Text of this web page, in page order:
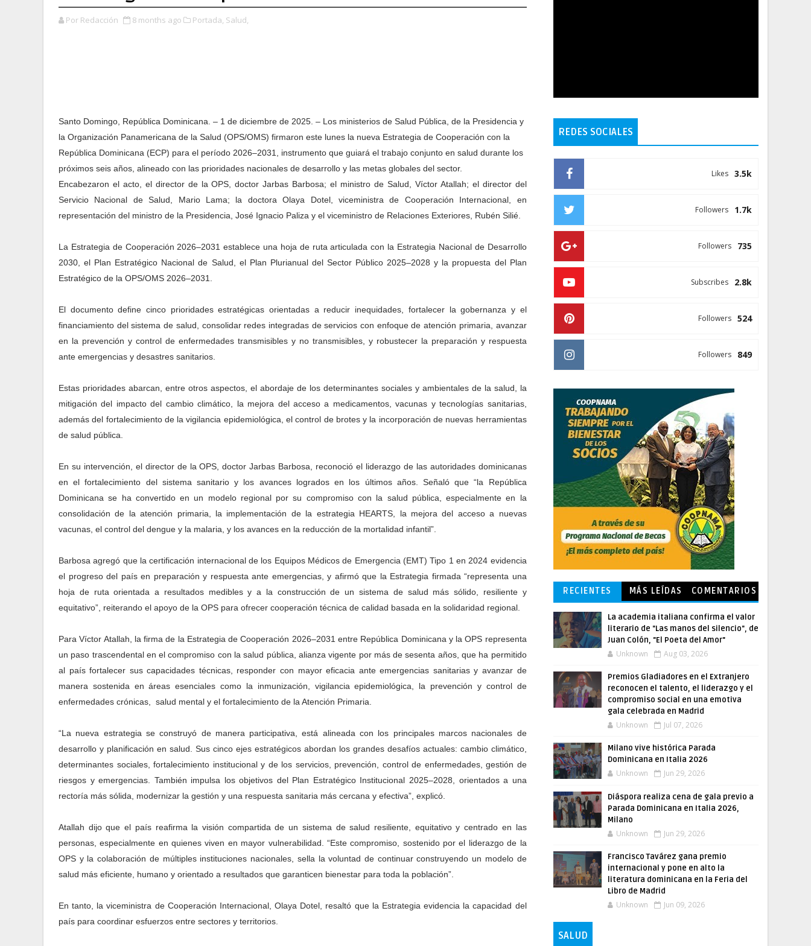
Por Redacción 8 months ago Portada, Salud,
Santo Domingo, República Dominicana. – 1 de diciembre de 2025. – Los ministerios de Salud Pública, de la Presidencia y
la Organización Panamericana de la Salud (OPS/OMS) firmaron este lunes la nueva Estrategia de Cooperación con la
República Dominicana (ECP) para el período 2026–2031, instrumento que guiará el trabajo conjunto en salud durante los
próximos seis años, alineado con las prioridades nacionales de desarrollo y las metas globales del sector.
Encabezaron el acto, el director de la OPS, doctor Jarbas Barbosa; el ministro de Salud, Víctor Atallah; el director del
Servicio Nacional de Salud, Mario Lama; la doctora Olaya Dotel, viceministra de Cooperación Internacional, en
representación del ministro de la Presidencia, José Ignacio Paliza y el viceministro de Relaciones Exteriores, Rubén Silié.
La Estrategia de Cooperación 2026–2031 establece una hoja de ruta articulada con la Estrategia Nacional de Desarrollo
2030, el Plan Estratégico Nacional de Salud, el Plan Plurianual del Sector Público 2025–2028 y la propuesta del Plan
Estratégico de la OPS/OMS 2026–2031.
El documento define cinco prioridades estratégicas orientadas a reducir inequidades, fortalecer la gobernanza y el
financiamiento del sistema de salud, consolidar redes integradas de servicios con enfoque de atención primaria, avanzar
en la prevención y control de enfermedades transmisibles y no transmisibles, y robustecer la preparación y respuesta
ante emergencias y desastres sanitarios.
Estas prioridades abarcan, entre otros aspectos, el abordaje de los determinantes sociales y ambientales de la salud, la
mitigación del impacto del cambio climático, la mejora del acceso a medicamentos, vacunas y tecnologías sanitarias,
además del fortalecimiento de la vigilancia epidemiológica, el control de brotes y la incorporación de nuevas herramientas
de salud pública.
En su intervención, el director de la OPS, doctor Jarbas Barbosa, reconoció el liderazgo de las autoridades dominicanas
en el fortalecimiento del sistema sanitario y los avances logrados en los últimos años. Señaló que “la República
Dominicana se ha convertido en un modelo regional por su compromiso con la salud pública, especialmente en la
consolidación de la atención primaria, la implementación de la estrategia HEARTS, la mejora del acceso a nuevas
vacunas, el control del dengue y la malaria, y los avances en la reducción de la mortalidad infantil”.
Barbosa agregó que la certificación internacional de los Equipos Médicos de Emergencia (EMT) Tipo 1 en 2024 evidencia
el progreso del país en preparación y respuesta ante emergencias, y afirmó que la Estrategia firmada “representa una
hoja de ruta orientada a resultados medibles y a la construcción de un sistema de salud más sólido, resiliente y
equitativo”, reiterando el apoyo de la OPS para ofrecer cooperación técnica de calidad basada en la solidaridad regional.
Para Víctor Atallah, la firma de la Estrategia de Cooperación 2026–2031 entre República Dominicana y la OPS representa
un paso trascendental en el compromiso con la salud pública, alianza vigente por más de sesenta años, que ha permitido
al país fortalecer sus capacidades técnicas, responder con mayor eficacia ante emergencias sanitarias y avanzar de
manera sostenida en áreas esenciales como la inmunización, vigilancia epidemiológica, la prevención y control de
enfermedades crónicas, salud mental y el fortalecimiento de la Atención Primaria.
“La nueva estrategia se construyó de manera participativa, está alineada con los principales marcos nacionales de
desarrollo y planificación en salud. Sus cinco ejes estratégicos abordan los grandes desafíos actuales: cambio climático,
determinantes sociales, fortalecimiento institucional y de los servicios, prevención, control de enfermedades, gestión de
riesgos y emergencias. También impulsa los objetivos del Plan Estratégico Institucional 2025–2028, orientados a una
rectoría más sólida, modernizar la gestión y una respuesta sanitaria más cercana y efectiva”, explicó.
Atallah dijo que el país reafirma la visión compartida de un sistema de salud resiliente, equitativo y centrado en las
personas, especialmente en quienes viven en mayor vulnerabilidad. “Este compromiso, sostenido por el liderazgo de la
OPS y la colaboración de múltiples instituciones nacionales, sella la voluntad de continuar construyendo un modelo de
salud más eficiente, humano y orientado a resultados que garanticen bienestar para toda la población”.
En tanto, la viceministra de Cooperación Internacional, Olaya Dotel, resaltó que la Estrategia evidencia la capacidad del
país para coordinar esfuerzos entre sectores y territorios.
REDES SOCIALES
3.5k
Likes
1.7k
Followers
735
Followers
2.8k
Subscribes
524
Followers
849
Followers
RECIENTES MÁS LEÍDAS COMENTARIOS
La academia italiana confirma el valor
literario de "Las manos del silencio", de
Juan Colón, "El Poeta del Amor"
Unknown Aug 03, 2026
Premios Gladiadores en el Extranjero
reconocen el talento, el liderazgo y el
compromiso social en una emotiva
gala celebrada en Madrid
Unknown Jul 07, 2026
Milano vive histórica Parada
Dominicana en Italia 2026
Unknown Jun 29, 2026
Diáspora realiza cena de gala previo a
Parada Dominicana en Italia 2026,
Milano
Unknown Jun 29, 2026
Francisco Tavárez gana premio
internacional y pone en alto la
literatura dominicana en la Feria del
Libro de Madrid
Unknown Jun 09, 2026
SALUD